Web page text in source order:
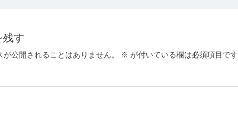
残す
公開されることはありません。 ※ が付いている欄は必須項目です